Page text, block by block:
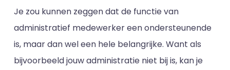
Je zou kunnen zeggen dat de functie van
administratief medewerker een ondersteunende
is, maar dan wel een hele belangrijke. Want als
bijvoorbeeld jouw administratie niet bij is, kan je